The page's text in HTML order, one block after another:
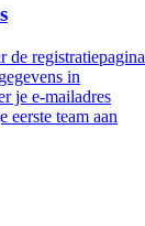
de registratiepagina
in
je e-mailadres
eerste team aan